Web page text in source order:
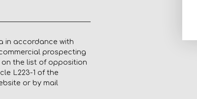
in accordance with
prospecting
the list of opposition
L223-1 of the
or by mail